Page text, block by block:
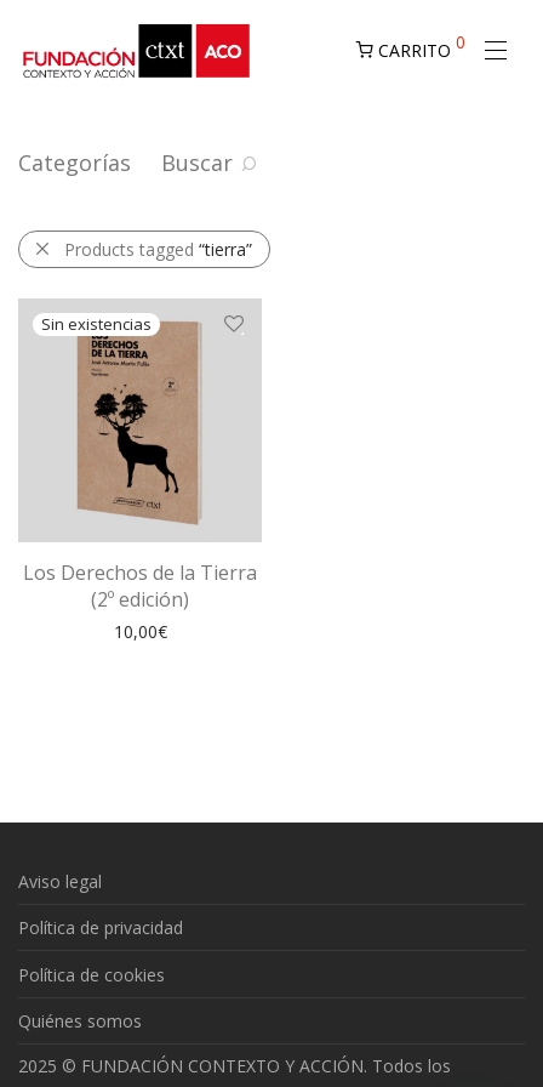
CARRITO 0
Categorías Buscar
Products tagged “tierra”
Los Derechos de la Tierra
(2º edición)
10,00€
Aviso legal
Política de privacidad
Política de cookies
Quiénes somos
2025 © FUNDACIÓN CONTEXTO Y ACCIÓN. Todos los